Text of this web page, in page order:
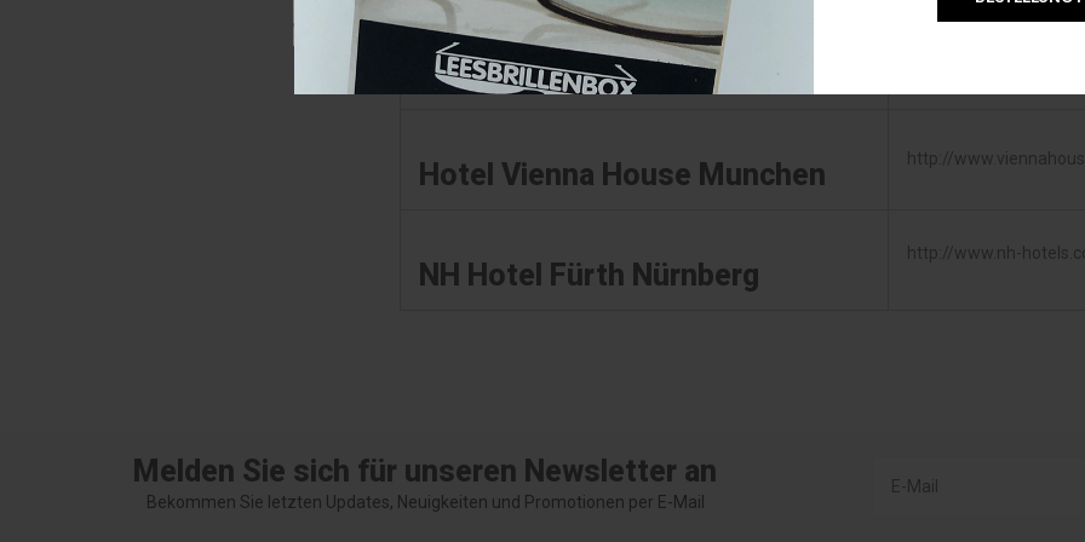
Partner
Hotel Vienna House Munchen http://
NH Hotel Fürth Nürnberg
http://www.nh-
Melden Sie sich für unseren Newsletter an
Bekommen Sie letzten Updates, Neuigkeiten und Promotionen per E-Mail